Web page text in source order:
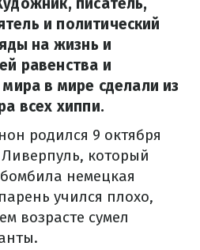
писатель,
и политический
на жизнь и
равенства и
в мире сделали из
всех хиппи.
родился 9 октября
который
немецкая
учился плохо,
возрасте сумел